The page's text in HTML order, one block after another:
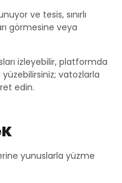
ve tesis, sınırlı
görmesine veya
izleyebilir, platformda
vatozlarla
edin.
yunuslarla yüzme